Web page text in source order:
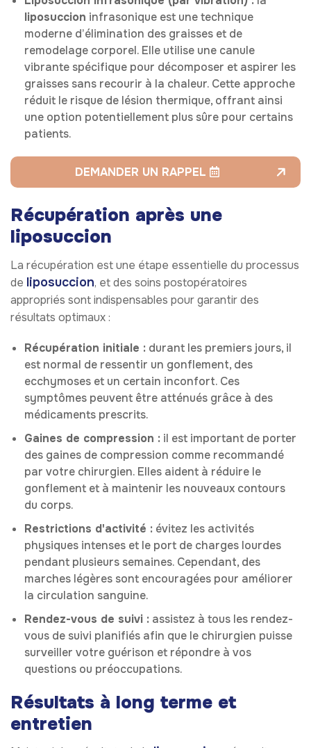
liposuccion infrasonique est une technique
moderne d’élimination des graisses et de
remodelage corporel. Elle utilise une canule
vibrante spécifique pour décomposer et aspirer les
graisses sans recourir à la chaleur. Cette approche
réduit le risque de lésion thermique, offrant ainsi
une option potentiellement plus sûre pour certains
patients.
DEMANDER UN RAPPEL
Récupération après une
liposuccion
La récupération est une étape essentielle du processus
de liposuccion, et des soins postopératoires
appropriés sont indispensables pour garantir des
résultats optimaux :
Récupération initiale : durant les premiers jours, il
est normal de ressentir un gonflement, des
ecchymoses et un certain inconfort. Ces
symptômes peuvent être atténués grâce à des
médicaments prescrits.
Gaines de compression : il est important de porter
des gaines de compression comme recommandé
par votre chirurgien. Elles aident à réduire le
gonflement et à maintenir les nouveaux contours
du corps.
Restrictions d'activité : évitez les activités
physiques intenses et le port de charges lourdes
pendant plusieurs semaines. Cependant, des
marches légères sont encouragées pour améliorer
la circulation sanguine.
Rendez-vous de suivi : assistez à tous les rendez-
vous de suivi planifiés afin que le chirurgien puisse
surveiller votre guérison et répondre à vos
questions ou préoccupations.
Résultats à long terme et
entretien